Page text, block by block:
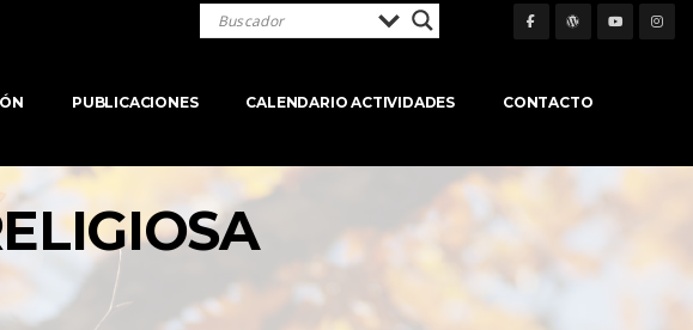
PUBLICACIONES CALENDARIO ACTIVIDADES CONTACTO